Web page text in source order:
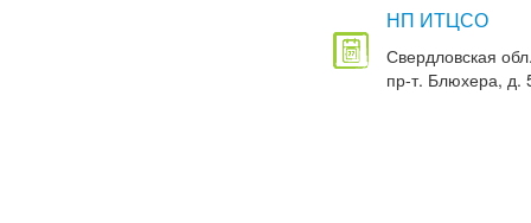
НП ИТЦСО
Свердловская
пр-т. Блюхера, д.